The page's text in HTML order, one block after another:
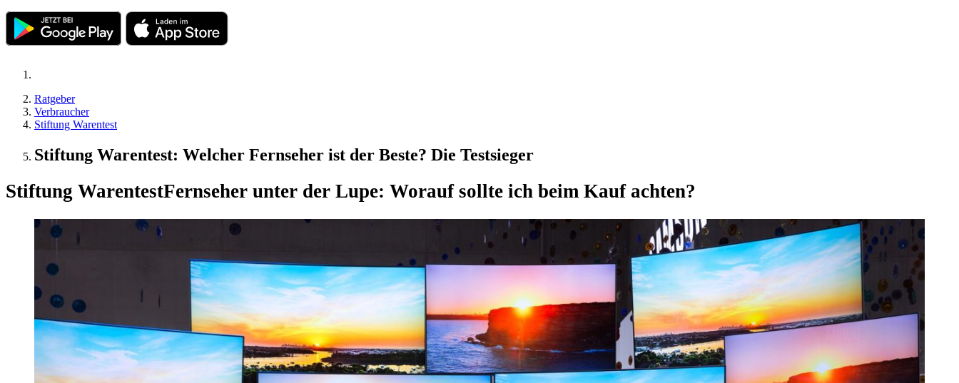
Ratgeber
Verbraucher
Stiftung Warentest
Stiftung Warentest: Welcher Fernseher ist der Beste? Die Testsieger
Stiftung WarentestFernseher unter der Lupe: Worauf sollte ich beim Kauf achten?